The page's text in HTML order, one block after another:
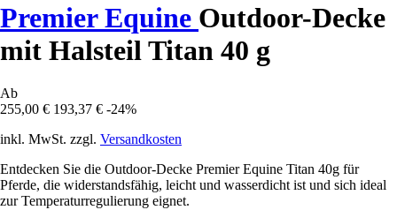
Premier Equine Outdoor-Decke
mit Halsteil Titan 40 g
Ab
255,00 € 193,37 € -24%
inkl. MwSt. zzgl. Versandkosten
Entdecken Sie die Outdoor-Decke Premier Equine Titan 40g für
Pferde, die widerstandsfähig, leicht und wasserdicht ist und sich ideal
zur Temperaturregulierung eignet.